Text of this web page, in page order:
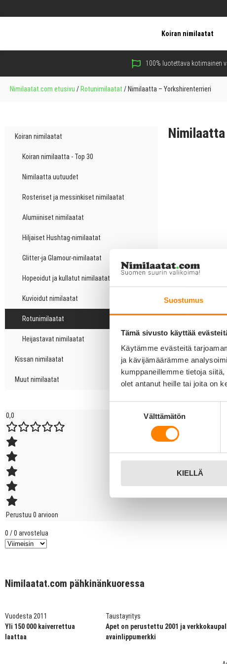
Suostumus
Tämä sivusto käyttää
Käytämme evästeitä
ja kävijämäärämme
kumppaneillemme tietoja
olet antanut heille tai joita on
Välttämätön
KIELLÄ
Koiran nimilaatat
100% luotettava kotimainen
Nimilaatat.com etusivu / Rotunimilaatat / Nimilaatta – Yorkshirenterrieri
Koiran nimilaatat
Koiran nimilaatta - Top 30
Nimilaatta uutuudet
Rosteriset ja messinkiset nimilaatat
Alumiiniset nimilaatat
Hiljaiset Hushtag-nimilaatat
Glitter-ja Glamour-nimilaatat
Hopeoidut ja kullatut nimilaatat
Kuvioidut nimilaatat
Rotunimilaatat
Heijastavat nimilaatat
Kissan nimilaatat
Muut nimilaatat
0,0
Perustuu 0 arvioon
0 / 0 arvostelua
Nimilaatat.com pähkinänkuoressa
Vuodesta 2011
Yli 150 000 kaiverrettua
laattaa
Taustayritys
Apet on perustettu 2001 ja
avainlippumerkki